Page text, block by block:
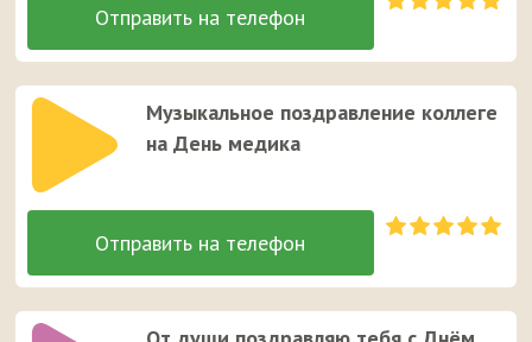
Музыкальное поздравление коллеге
на День медика